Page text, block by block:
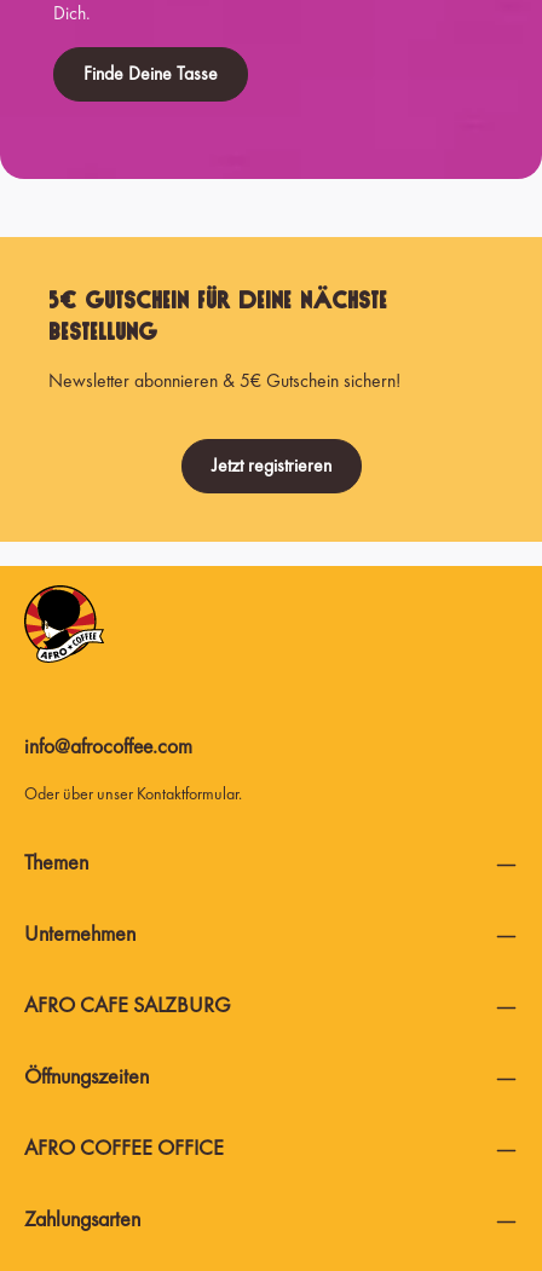
Dich.
Finde Deine Tasse
5€ Gutschein für Deine nächste
Bestellung
Newsletter abonnieren & 5€ Gutschein sichern!
Jetzt registrieren
info@afrocoffee.com
Oder über unser Kontaktformular.
AFRO COFFEE OFFICE
AFRO CAFE SALZBURG
Zahlungsarten
Themen
Unternehmen
Öffnungszeiten